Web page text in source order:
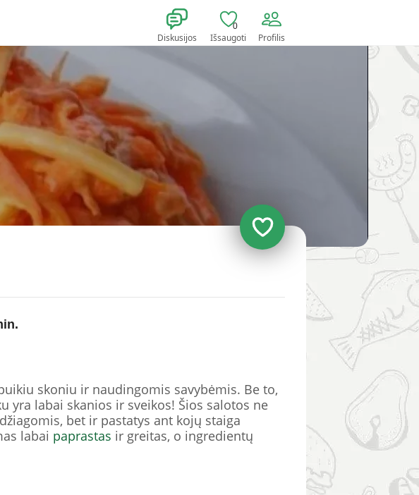
Diskusijos
0
Išsaugoti Profilis
skoniu ir naudingomis savybėmis. Be to,
yra labai skanios ir sveikos! Šios salotos ne
bet ir pastatys ant kojų staiga
labai paprastas ir greitas, o ingredientų